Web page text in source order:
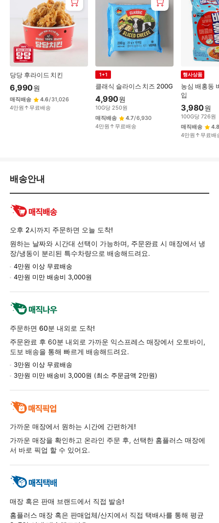
당당 후라이드 치킨
6,990원
매직배송 4.6/31,026
4만원↑무료배송
클래식 슬라이스 치즈 200G
1+1
4,990원
10G당 250원
매직배송
4.7/6,930
4만원↑무료배송
농심 배홍동
입
행사상품
3,980원
100G당 726원
매직배송
4.8
4만원↑무료배
배
교
환/
반
품
정
보
배송안내
오후 2시까지 주문하면 오늘 도착!
원하는 날짜와 시간대 선택이 가능하며, 주문완료 시 매장에서 냉
장/냉동이 분리된 특수차량으로 배송해드려요.
4만원 이상 무료배송
4만원 미만 배송비 3,000원
주문하면 60분 내외로 도착!
주문완료 후 60분 내외로 가까운 익스프레스 매장에서 오토바이,
도보 배송을 통해 빠르게 배송해드려요.
3만원 이상 무료배송
3만원 미만 배송비 3,000원 (최소 주문금액 2만원)
가까운 매장에서 원하는 시간에 간편하게!
가까운 매장을 확인하고 온라인 주문 후, 선택한 홈플러스 매장에
서 바로 픽업 할 수 있어요.
매장 혹은 판매 브랜드에서 직접 발송!
홈플러스 매장 혹은 판매업체/산지에서 직접 택배사를 통해 평균